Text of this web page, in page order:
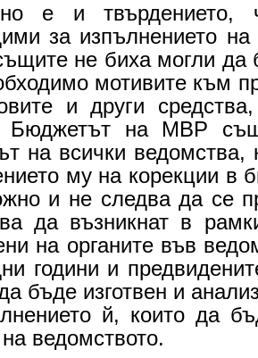
е и твърдението,
за изпълнението
не биха могли да
мотивите към
и други
Бюджетът на МВР
на всички ведомства,
му на корекции в
и не следва да се
да възникнат в
на органите във
години и
бъде изготвен и
й, които да
ведомството.